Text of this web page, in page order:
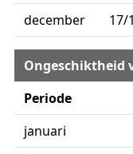
december
17/
Ongeschiktheid
Periode
januari